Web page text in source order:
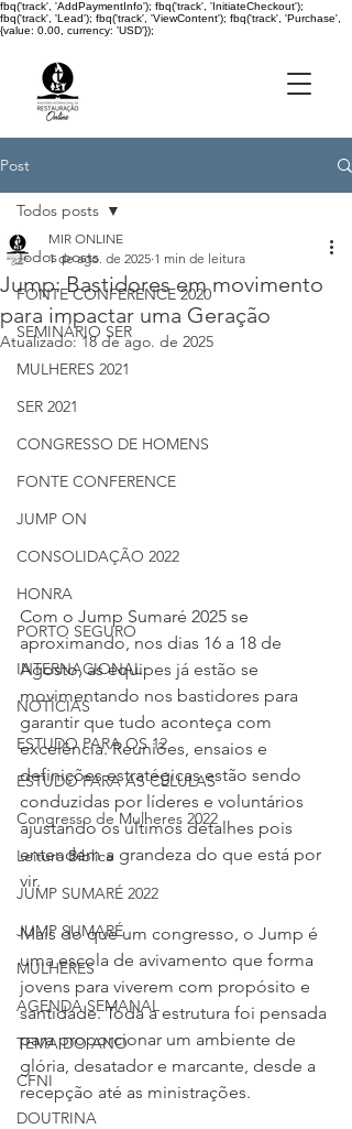
fbq('track', 'AddPaymentInfo'); fbq('track', 'InitiateCheckout');
fbq('track', 'Lead'); fbq('track', 'ViewContent'); fbq('track', 'Purchase',
{value: 0.00, currency: 'USD'});
Post
Todos posts
FONTE CONFERENCE 2020
SEMINÁRIO SER
MULHERES 2021
SER 2021
CONGRESSO DE HOMENS
FONTE CONFERENCE
JUMP ON
CONSOLIDAÇÃO 2022
HONRA
PORTO SEGURO
INTERNACIONAL
NOTÍCIAS
ESTUDO PARA OS 12
ESTUDO PARA AS CÉLULAS
Congresso de Mulheres 2022
Leitura Bíblica
JUMP SUMARÉ 2022
JUMP SUMARÉ
MULHERES
AGENDA SEMANAL
TEMA DO ANO
CFNI
DOUTRINA
Todos posts
Jump: Bastidores em movimento
para impactar uma Geração
MIR ONLINE
1 de ago. de 2025 1 min de leitura
Atualizado:18 de ago. de 2025
Com o Jump Sumaré 2025 se
aproximando, nos dias 16 a 18 de
Agosto, as equipes já estão se
movimentando nos bastidores para
garantir que tudo aconteça com
excelência. Reuniões, ensaios e
definições estratégicas estão sendo
conduzidas por líderes e voluntários
ajustando os últimos detalhes pois
entendem a grandeza do que está por
vir.
Mais do que um congresso, o Jump é
uma escola de avivamento que forma
jovens para viverem com propósito e
santidade. Toda a estrutura foi pensada
para proporcionar um ambiente de
glória, desatador e marcante, desde a
recepção até as ministrações.